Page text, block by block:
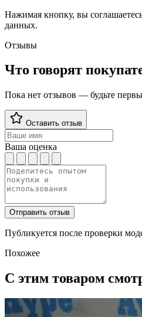
Нажимая кнопку, вы
данных.
Отзывы
Что говорят
Пока нет отзывов — будьте
Оставить отзыв
Ваша оценка
Отправить отзыв
Публикуется после проверки
Похожее
С этим товаром